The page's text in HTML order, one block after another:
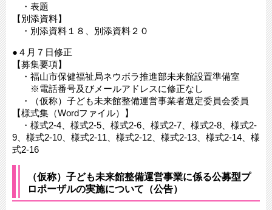
・表題
【別添資料】
・別添資料１８、別添資料２０
●４月７日修正
【募集要項】
・福山市保健福祉局ネウボラ推進部未来館設置準備室
※電話番号及びメールアドレスに修正なし
・（仮称）子ども未来館整備運営事業者選定委員会委員
【様式集（Wordファイル）】
・様式2-4、様式2-5、様式2-6、様式2-7、様式2-8、様式2-
9、様式2-10、様式2-11、様式2-12、様式2-13、様式2-14、様
式2-16
（仮称）子ども未来館整備運営事業に係る公募型プ
ロポーザルの実施について（公告）